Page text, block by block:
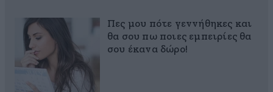
Πες μου πότε γεννήθηκες και
θα σου πω ποιες εμπειρίες θα
σου έκανα δώρο!